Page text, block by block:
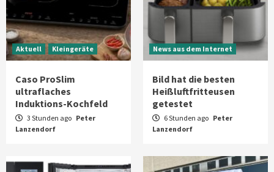
Aktuell Kleingeräte
Caso ProSlim
ultraflaches
Induktions-Kochfeld
3 Stunden ago Peter
Lanzendorf
News aus dem Internet
Bild hat die besten
Heißluftfritteusen
getestet
6 Stunden ago Peter
Lanzendorf